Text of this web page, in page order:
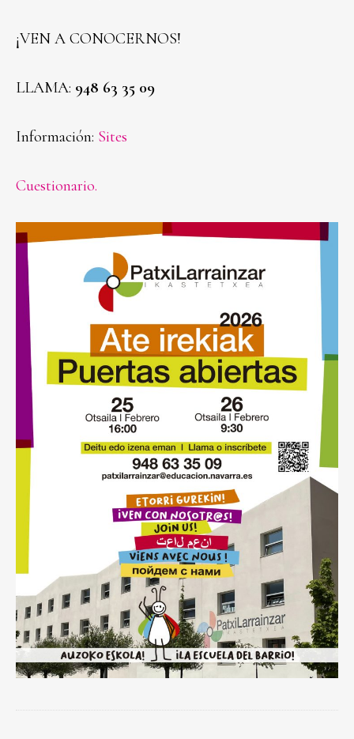
¡VEN A CONOCERNOS!
LLAMA: 948 63 35 09
Información: Sites
Cuestionario.